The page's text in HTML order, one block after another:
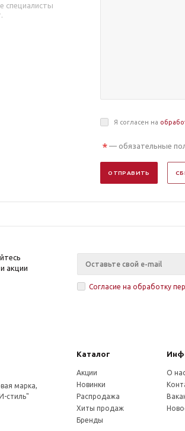
специалисты
Я согласен на
* — обязательные
ОТПРАВИТЬ
акции
Согласие на обработку
марка,
стиль"
Каталог
Акции
Новинки
Распродажа
Хиты продаж
Бренды
О